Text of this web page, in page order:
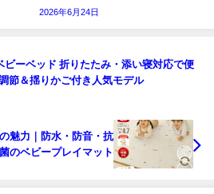
2026年6月24日
ビーベッド 折りたたみ・添い寝対応で便
節＆揺りかご付き人気モデル
魅力｜防水・防音・抗
菌のベビープレイマット